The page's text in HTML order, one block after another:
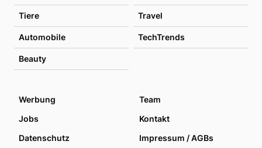
Tiere Travel
Automobile TechTrends
Beauty
Werbung
Team
Jobs
Kontakt
Datenschutz
Impressum / AGBs